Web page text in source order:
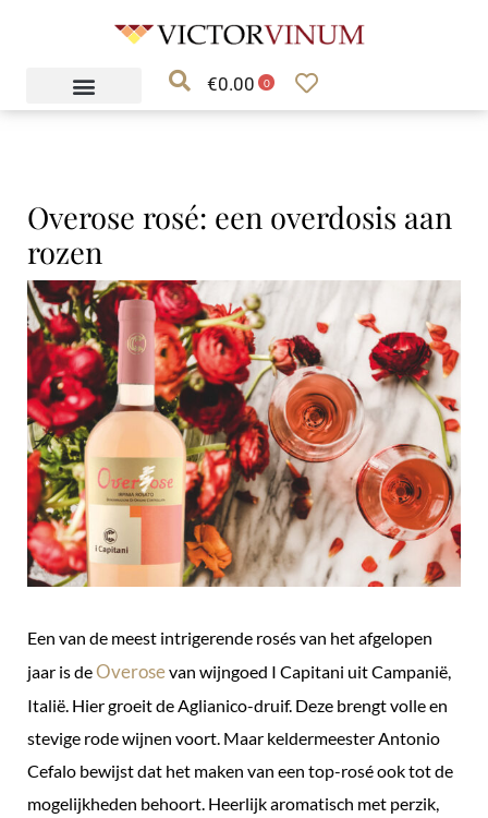
€0.00 0
Overose rosé: een overdosis aan
rozen
Een van de meest intrigerende rosés van het afgelopen
jaar is deOverosevan wijngoed I Capitani uit Campanië,
Italië. Hier groeit de Aglianico-druif. Deze brengt volle en
stevige rode wijnen voort. Maar keldermeester Antonio
Cefalo bewijst dat het maken van een top-rosé ook tot de
mogelijkheden behoort. Heerlijk aromatisch met perzik,